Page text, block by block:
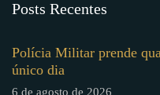
Posts Recentes
Polícia Militar prende
único dia
6 de agosto de 2026